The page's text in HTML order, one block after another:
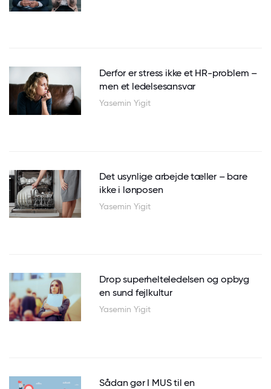
Derfor er stress ikke et HR-problem –
men et ledelsesansvar
Yasemin Yigit
Det usynlige arbejde tæller – bare
ikke i lønposen
Yasemin Yigit
Drop superhelteledelsen og opbyg
en sund fejlkultur
Yasemin Yigit
Sådan gør I MUS til en